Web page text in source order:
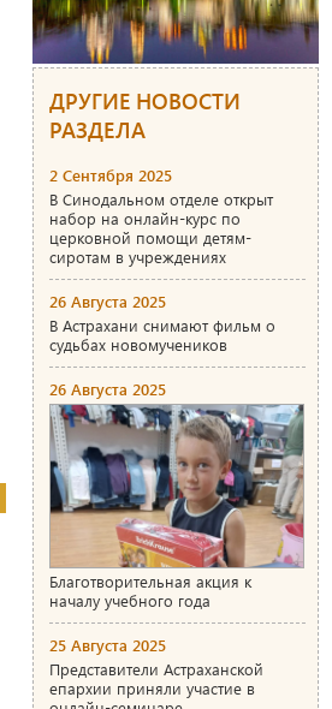
ДРУГИЕ НОВОСТИ
РАЗДЕЛА
2 Сентября 2025
В Синодальном отделе открыт
набор на онлайн-курс по
церковной помощи детям-
сиротам в учреждениях
26 Августа 2025
В Астрахани снимают фильм о
судьбах новомучеников
26 Августа 2025
Благотворительная акция к
началу учебного года
25 Августа 2025
Представители Астраханской
епархии приняли участие в